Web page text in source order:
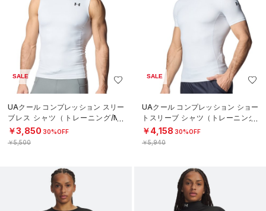
SALE
UAクール コンプレッション スリー
ブレス シャツ（トレーニング/ME
N）
￥3,850 30%OFF
￥5,500
SALE
UAクール コンプレッション ショー
トスリーブ シャツ（トレーニング/
MEN）
￥4,158 30%OFF
￥5,940